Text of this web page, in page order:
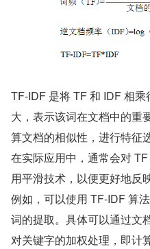
TF-IDF 是将 TF 和 IDF 相
大，表示该词在文档中的重
算文档的相似性，进行特征
在实际应用中，通常会对
用平滑技术，以便更好地反
例如，可以使用 TF-IDF 算
词的提取。具体可以通过文
对关键字的加权处理，即计